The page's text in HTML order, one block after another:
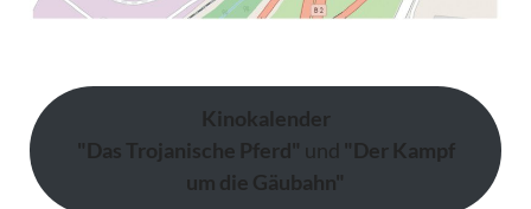
Kinokalender
"Das Trojanische Pferd" und "Der Kampf
um die Gäubahn"